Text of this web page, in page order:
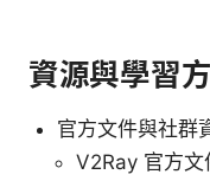
資源與學習
官方文件與社群
V2Ray 官方文